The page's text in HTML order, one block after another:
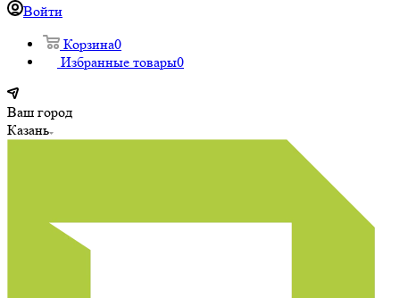
Войти
Корзина0
Избранные товары0
Ваш город
Казань